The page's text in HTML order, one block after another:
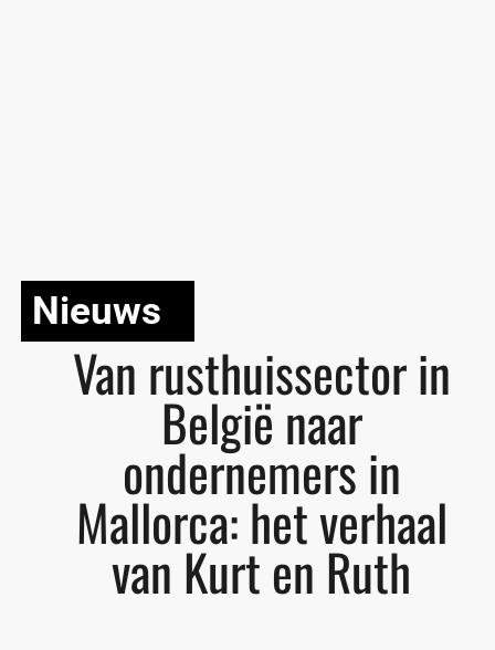
Nieuws
Van rusthuissector in
België naar
ondernemers in
Mallorca: het verhaal
van Kurt en Ruth